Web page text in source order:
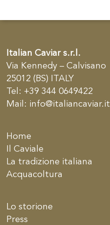
Italian Caviar s.r.l.
Via Kennedy – Calvisano
25012 (BS) ITALY
Tel: +39 344 0649422
Mail: info@italiancaviar.it
Home
Il Caviale
La tradizione italiana
Acquacoltura
Lo storione
Press